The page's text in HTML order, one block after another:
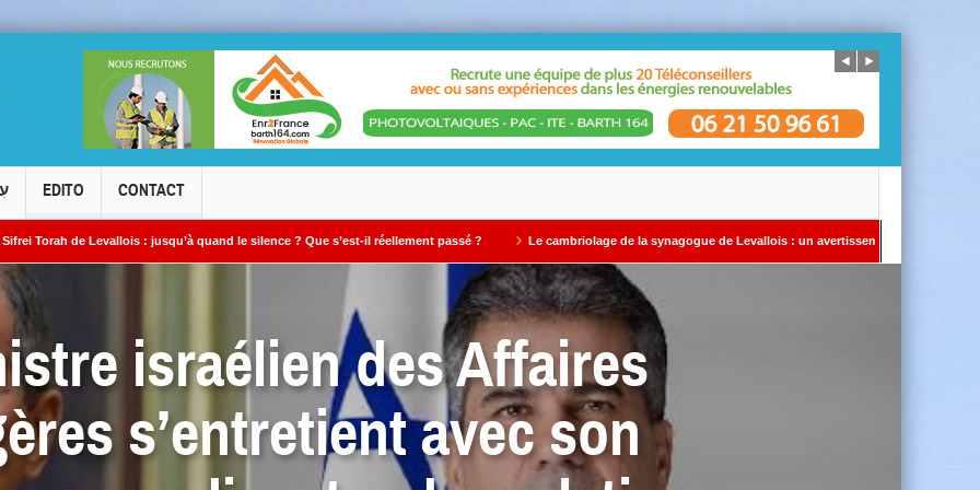
EDITO CONTACT
: jusqu’à quand le silence ? Que s’est-il réellement passé ? Le cambriolage de la synagogue de Levallois : un avertissement qui ne doit pas être ignoré Par
israélien des Affaires
s’entretient avec son